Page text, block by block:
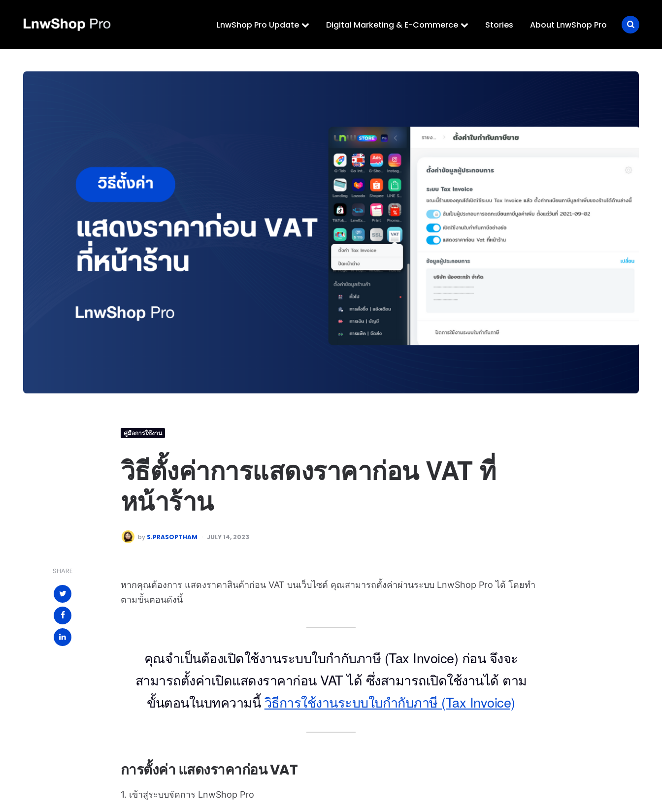
LnwShop Pro Update Digital Marketing & E-Commerce Stories About LnwShop Pro
คู่มือการใช้งาน
วิธีตั้งค่าการแสดงราคาก่อน VAT ที่
หน้าร้าน
by S.PRASOPTHAM JULY 14, 2023
SHARE
หากคุณต้องการ แสดงราคาสินค้าก่อน VAT บนเว็บไซต์ คุณสามารถตั้งค่าผ่านระบบ LnwShop Pro ได้ โดยทำ
ตามขั้นตอนดังนี้
คุณจำเป็นต้องเปิดใช้งานระบบใบกำกับภาษี (Tax Invoice) ก่อน จึงจะ
สามารถตั้งค่าเปิดแสดงราคาก่อน VAT ได้ ซึ่งสามารถเปิดใช้งานได้ ตาม
ขั้นตอนในบทความนี้วิธีการใช้งานระบบใบกำกับภาษี (Tax Invoice)
การตั้งค่า แสดงราคาก่อน VAT
1. เข้าสู่ระบบจัดการ LnwShop Pro